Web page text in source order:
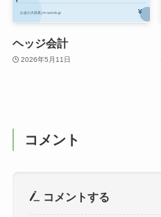
ヘッジ会計
2026年5月11日
コメント
コメントする